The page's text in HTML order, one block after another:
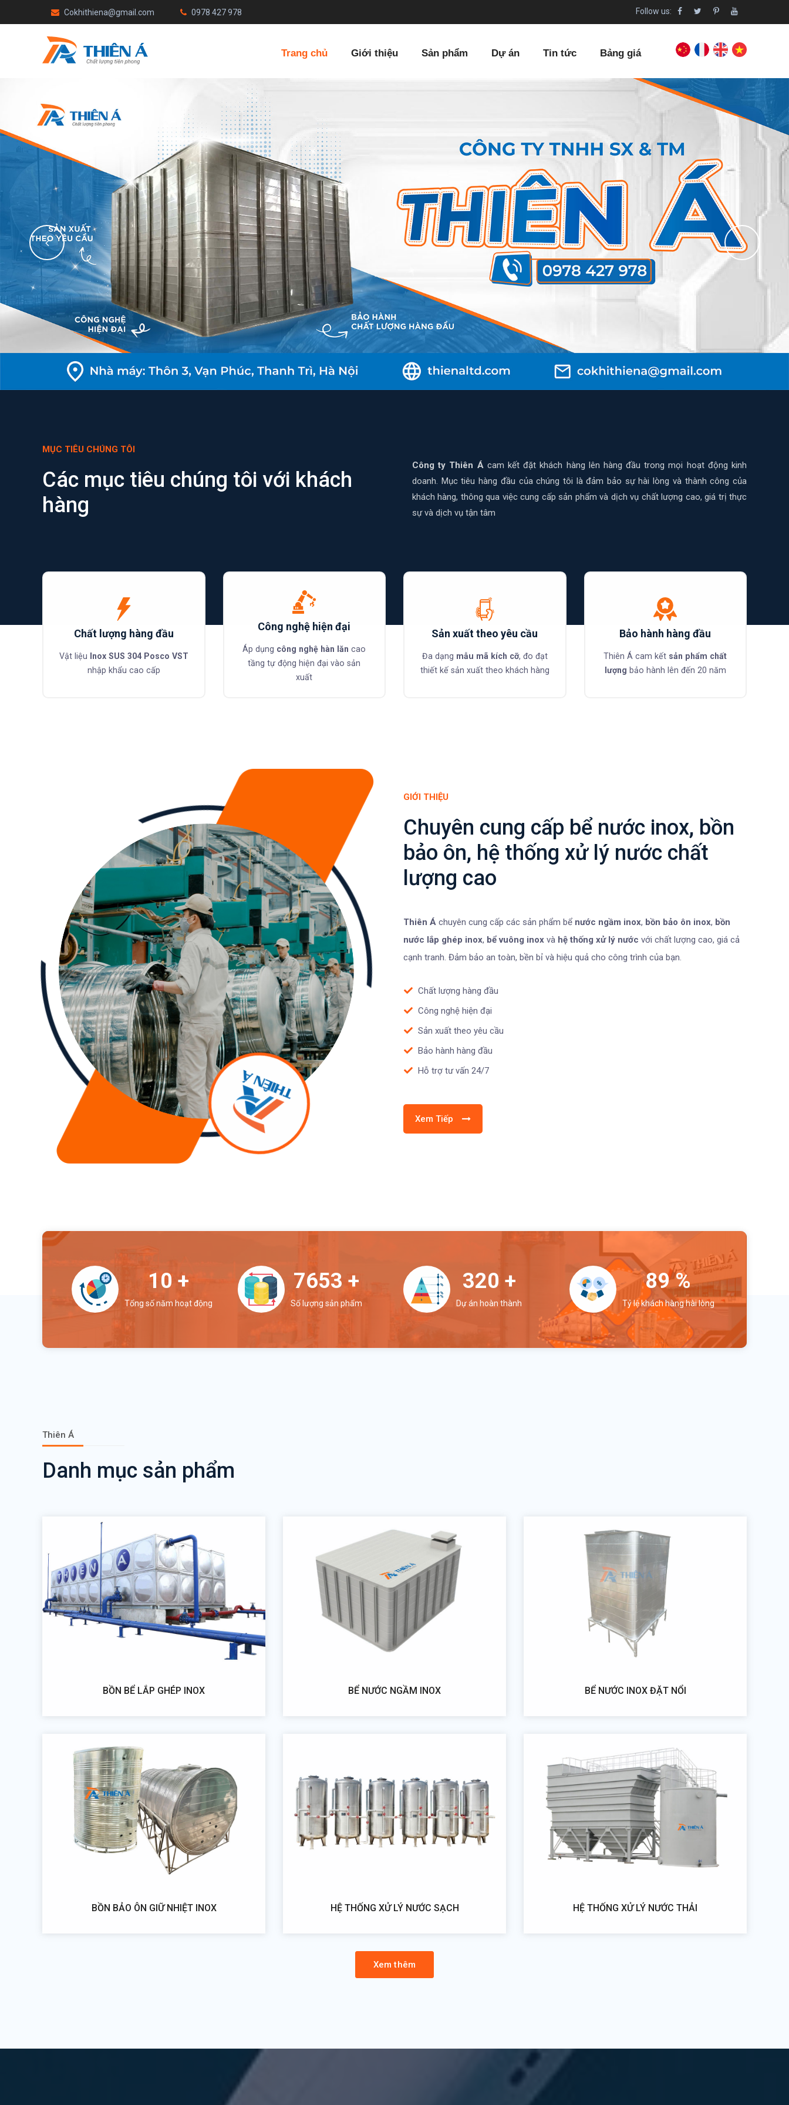
Cokhithiena@gmail.com 0978 427 978 Follow us:
Trang chủ Giới thiệu Sản phẩm Dự án Tin tức Bảng giá
MỤC TIÊU CHÚNG TÔI
Các mục tiêu chúng tôi với khách
hàng
Công ty Thiên Á cam kết đặt khách hàng lên hàng đầu trong mọi hoạt động kinh
doanh. Mục tiêu hàng đầu của chúng tôi là đảm bảo sự hài lòng và thành công của
khách hàng, thông qua việc cung cấp sản phẩm và dịch vụ chất lượng cao, giá trị thực
sự và dịch vụ tận tâm
Chất lượng hàng đầu
Vật liệu Inox SUS 304 Posco VST
nhập khẩu cao cấp
Công nghệ hiện đại
Áp dụng công nghệ hàn lăn cao
tầng tự động hiện đại vào sản
xuất
Sản xuất theo yêu cầu
Đa dạng mẫu mã kích cỡ, đo đạt
thiết kế sản xuất theo khách hàng
Bảo hành hàng đầu
Thiên Á cam kết sản phẩm chất
lượng bảo hành lên đến 20 năm
GIỚI THIỆU
Chuyên cung cấp bể nước inox, bồn
bảo ôn, hệ thống xử lý nước chất
lượng cao
Thiên Á chuyên cung cấp các sản phẩm bể nước ngầm inox, bồn bảo ôn inox, bồn
nước lắp ghép inox, bể vuông inox và hệ thống xử lý nước với chất lượng cao, giá cả
cạnh tranh. Đảm bảo an toàn, bền bỉ và hiệu quả cho công trình của bạn.
Chất lượng hàng đầu
Công nghệ hiện đại
Sản xuất theo yêu cầu
Bảo hành hàng đầu
Hỗ trợ tư vấn 24/7
Xem Tiếp
12 +
Tổng số năm hoạt động
8368 +
Số lượng sản phẩm
350 +
Dự án hoàn thành
98%
Tỷ lệ khách hàng hài lòng
Thiên Á
Danh mục sản phẩm
BỒN BỂ LẮP GHÉP INOX BỂ NƯỚC NGẦM INOX BỂ NƯỚC INOX ĐẶT NỔI
BỒN BẢO ÔN GIỮ NHIỆT INOX HỆ THỐNG XỬ LÝ NƯỚC SẠCH HỆ THỐNG XỬ LÝ NƯỚC THẢI
Xem thêm